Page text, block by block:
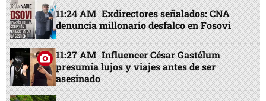
11:24 AM Exdirectores señalados: CNA
denuncia millonario desfalco en Fosovi
11:27 AM Influencer César Gastélum
presumía lujos y viajes antes de ser
asesinado